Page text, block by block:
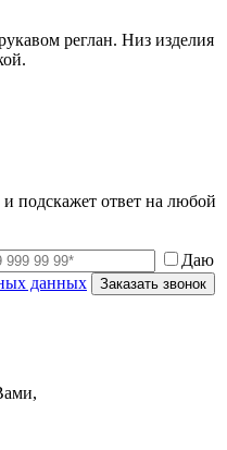
реглан. Низ изделия
подскажет ответ на любой
Даю
данных Заказать звонок